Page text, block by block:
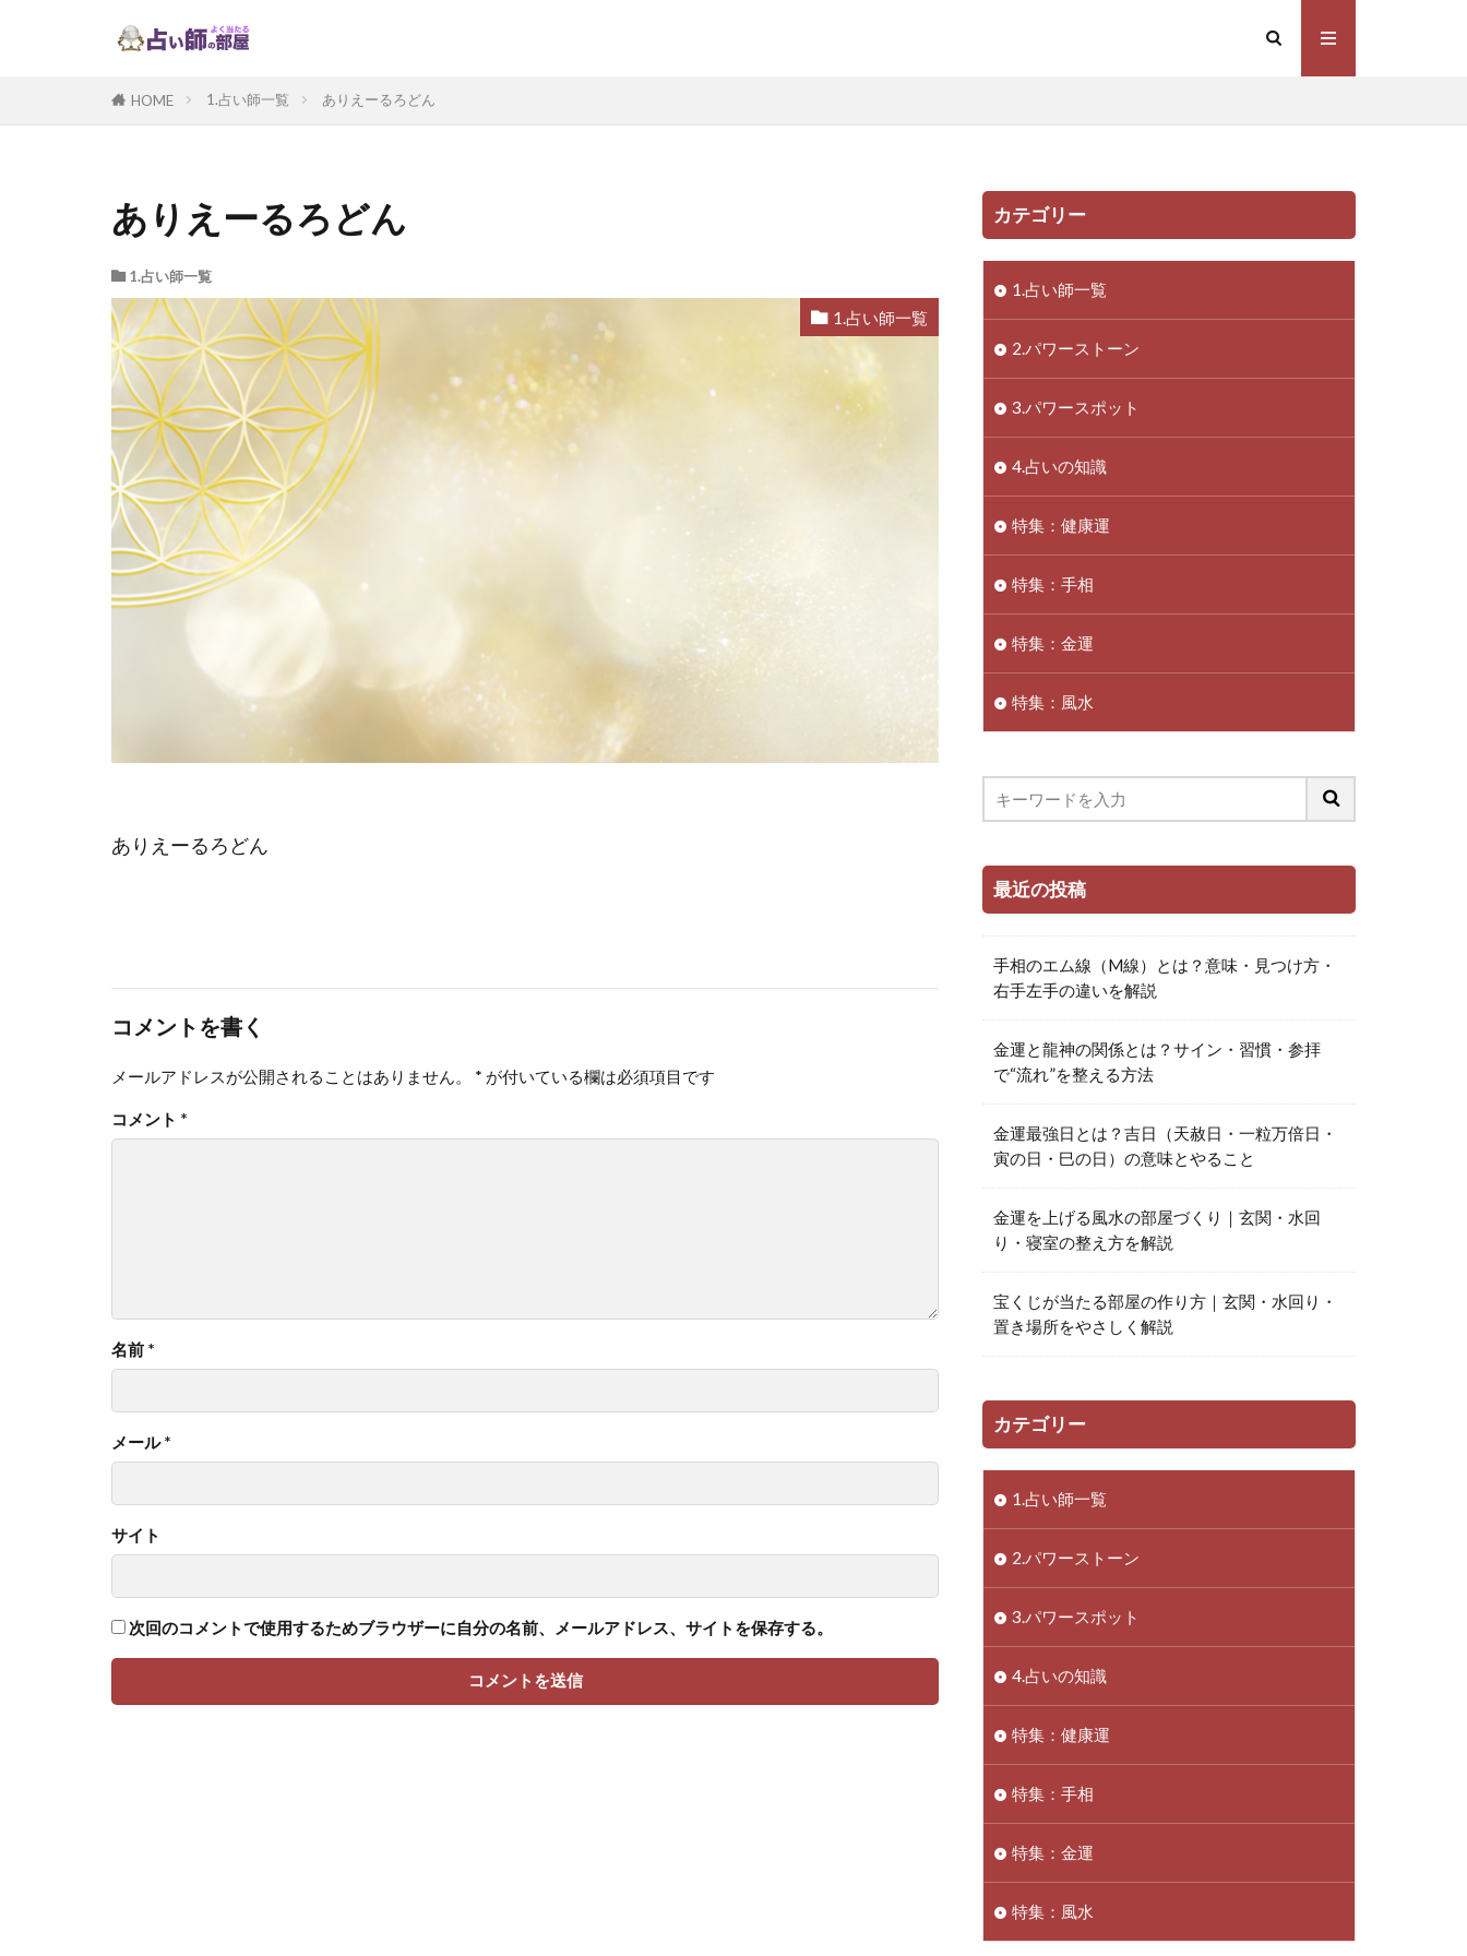
HOME 1.占い師一覧 ありえーるろどん
ありえーるろどん
1.占い師一覧
1.占い師一覧
ありえーるろどん
コメントを書く
メールアドレスが公開されることはありません。 * が付いている欄は必須項目です
コメント *
名前 *
メール*
サイト
次回のコメントで使用するためブラウザーに自分の名前、メールアドレス、サイトを保存する。
カテゴリー
1.占い師一覧
2.パワーストーン
3.パワースポット
4.占いの知識
特集：健康運
特集：手相
特集：金運
特集：風水
最近の投稿
手相のエム線（M線）とは？意味・見つけ方・
右手左手の違いを解説
金運と龍神の関係とは？サイン・習慣・参拝
で“流れ”を整える方法
金運最強日とは？吉日（天赦日・一粒万倍日・
寅の日・巳の日）の意味とやること
金運を上げる風水の部屋づくり｜玄関・水回
り・寝室の整え方を解説
宝くじが当たる部屋の作り方｜玄関・水回り・
置き場所をやさしく解説
カテゴリー
1.占い師一覧
2.パワーストーン
3.パワースポット
4.占いの知識
特集：健康運
特集：手相
特集：金運
特集：風水